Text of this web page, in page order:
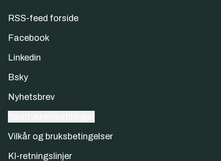
RSS-feed forside
Facebook
Linkedin
Bsky
Nyhetsbrev
Vilkår og bruksbetingelser
KI-retningslinjer